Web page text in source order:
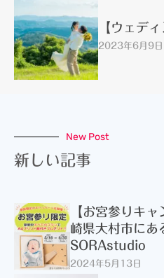
【ウェデ
2023年6月9日
New Post
新しい記事
【お宮参りキ
崎県大村市にあ
SORAstudio
2024年5月13日